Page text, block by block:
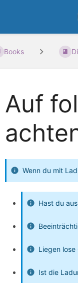
Books
Auf
Wenn du mit
Hast du
Liegen
Ist die